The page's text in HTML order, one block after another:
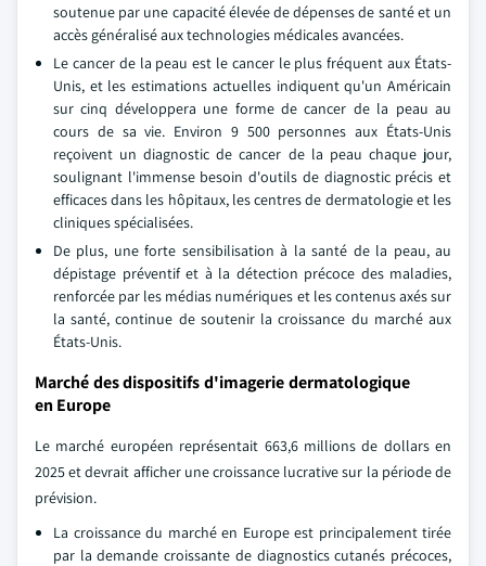
soutenue par une capacité élevée de dépenses de santé et un
accès généralisé aux technologies médicales avancées.
Le cancer de la peau est le cancer le plus fréquent aux États-
Unis, et les estimations actuelles indiquent qu'un Américain
sur cinq développera une forme de cancer de la peau au
cours de sa vie. Environ 9 500 personnes aux États-Unis
reçoivent un diagnostic de cancer de la peau chaque jour,
soulignant l'immense besoin d'outils de diagnostic précis et
efficaces dans les hôpitaux, les centres de dermatologie et les
cliniques spécialisées.
De plus, une forte sensibilisation à la santé de la peau, au
dépistage préventif et à la détection précoce des maladies,
renforcée par les médias numériques et les contenus axés sur
la santé, continue de soutenir la croissance du marché aux
États-Unis.
Marché des dispositifs d'imagerie dermatologique
en Europe
Le marché européen représentait 663,6 millions de dollars en
2025 et devrait afficher une croissance lucrative sur la période de
prévision.
La croissance du marché en Europe est principalement tirée
par la demande croissante de diagnostics cutanés précoces,